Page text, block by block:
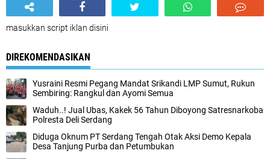
masukkan script iklan disini
DIREKOMENDASIKAN
Yusraini Resmi Pegang Mandat Srikandi LMP Sumut, Rukun
Sembiring: Rangkul dan Ayomi Semua
Waduh..! Jual Ubas, Kakek 56 Tahun Diboyong Satresnarkoba
Polresta Deli Serdang
Diduga Oknum PT Serdang Tengah Otak Aksi Demo Kepala
Desa Tanjung Purba dan Petumbukan